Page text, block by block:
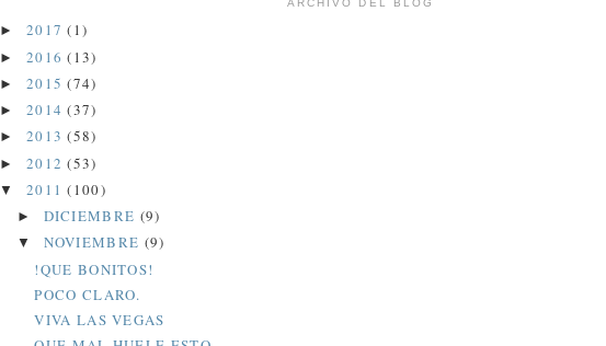
ARCHIVO DEL BLOG
► 2017(1)
► 2016(13)
► 2015(74)
► 2014(37)
► 2013(58)
► 2012(53)
▼ 2011(100)
► DICIEMBRE (9)
▼ NOVIEMBRE (9)
!QUE BONITOS!
POCO CLARO.
VIVA LAS VEGAS